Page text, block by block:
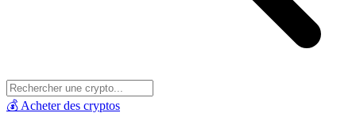
💰 Acheter des cryptos